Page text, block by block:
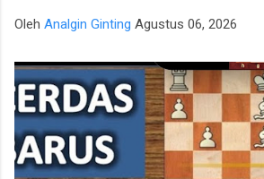
Oleh Analgin Ginting Agustus 06, 2026